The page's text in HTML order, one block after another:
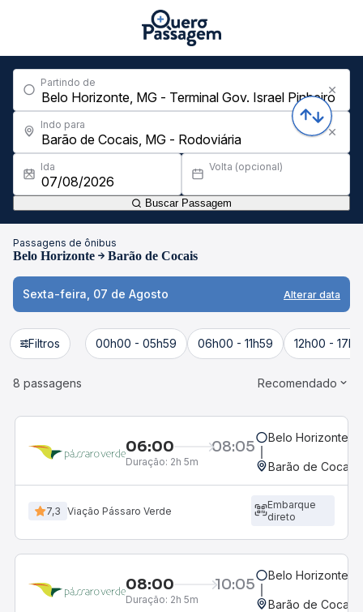
Partindo de
Indo para
Ida Volta (opcional)
Buscar Passagem
Passagens de ônibus
Belo Horizonte Barão de Cocais
Sexta-feira, 07 de Agosto Alterar data
Filtros 00h00 - 05h59 06h00 - 11h59 12h00 -
8 passagens Recomendado
06:00 08:05
Duração: 2h 5m
Belo Horizonte,
Barão de
7,3 Viação Pássaro Verde
Embarque
direto
08:00 10:05
Duração: 2h 5m
Belo Horizonte,
Barão de